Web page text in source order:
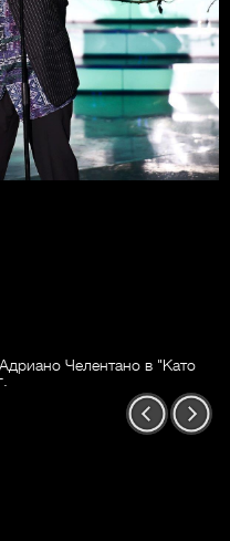
Челентано в "Като